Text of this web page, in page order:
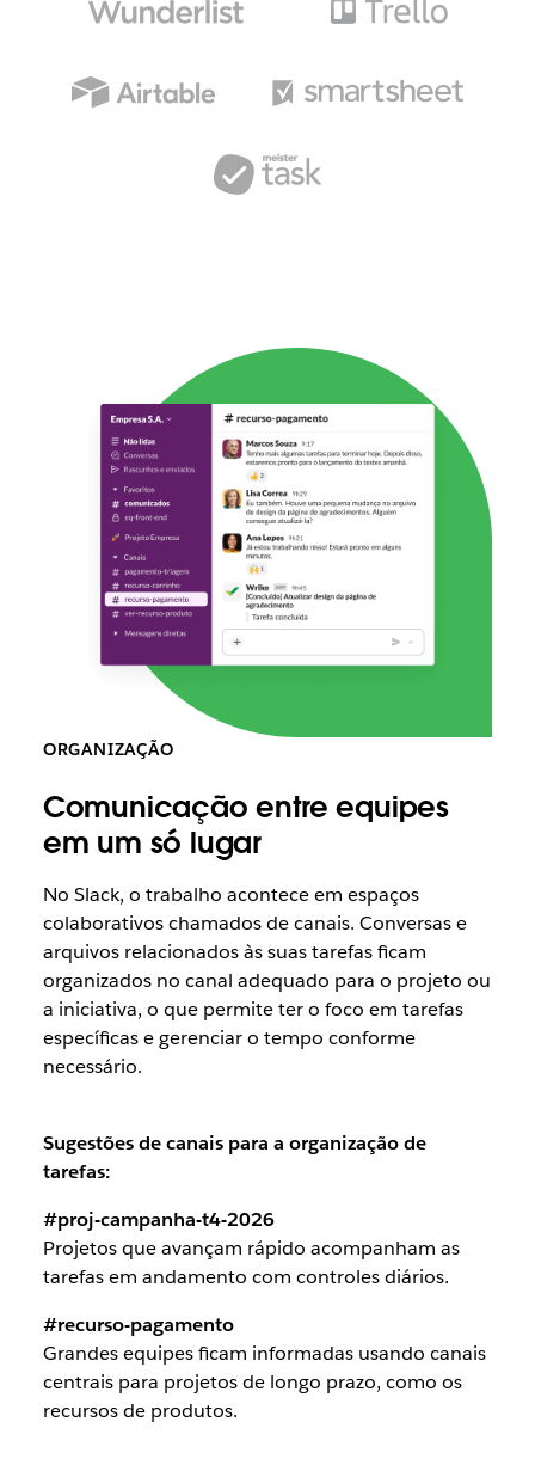
ORGANIZAÇÃO
Comunicação entre equipes
em um só lugar
No Slack, o trabalho acontece em espaços
colaborativos chamados de canais. Conversas e
arquivos relacionados às suas tarefas ficam
organizados no canal adequado para o projeto ou
a iniciativa, o que permite ter o foco em tarefas
específicas e gerenciar o tempo conforme
necessário.
Sugestões de canais para a organização de
tarefas:
#proj-campanha-t4-2026
Projetos que avançam rápido acompanham as
tarefas em andamento com controles diários.
#recurso-pagamento
Grandes equipes ficam informadas usando canais
centrais para projetos de longo prazo, como os
recursos de produtos.